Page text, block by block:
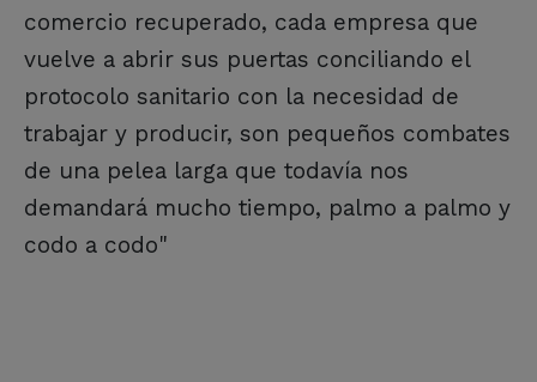
comercio recuperado, cada empresa que
vuelve a abrir sus puertas conciliando el
protocolo sanitario con la necesidad de
trabajar y producir, son pequeños combates
de una pelea larga que todavía nos
demandará mucho tiempo, palmo a palmo y
codo a codo"